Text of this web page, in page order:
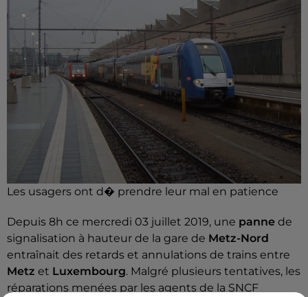
Les usagers ont d� prendre leur mal en patience
Depuis 8h ce mercredi 03 juillet 2019, une panne de
signalisation à hauteur de la gare de Metz-Nord
entraînait des retards et annulations de trains entre
Metz et Luxembourg. Malgré plusieurs tentatives, les
réparations menées par les agents de la SNCF